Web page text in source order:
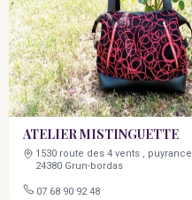
ATELIER MISTINGUETTE
1530 route des 4 vents , puyrance
24380 Grun-bordas
07 68 90 92 48